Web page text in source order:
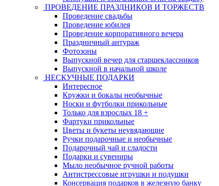
ПРОВЕДЕНИЕ ПРАЗДНИКОВ И ТОРЖЕСТВ
Проведение свадьбы
Проведение юбилея
Проведение корпоративного вечера
Праздничный антураж
Фотозоны
Выпускной вечер для старшеклассников
Выпускной в начальной школе
НЕСКУЧНЫЕ ПОДАРКИ
Интересное
Кружки и бокалы необычные
Носки и футболки прикольные
Только для взрослых 18 +
Фартуки прикольные
Цветы и букеты неувядающие
Ручки подарочные и необычные
Подарочный чай и сладости
Подарки и сувениры
Мыло необычное ручной работы
Антистрессовые игрушки и подушки
Консервация подарков в железную банку